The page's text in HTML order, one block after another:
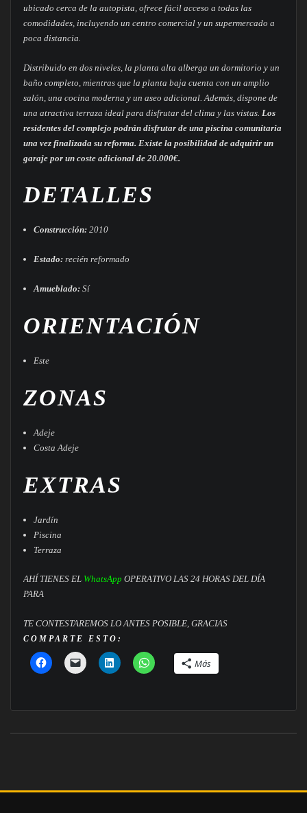
ubicado cerca de la autopista, ofrece fácil acceso a todas las
comodidades, incluyendo un centro comercial y un supermercado a
poca distancia.
Distribuido en dos niveles, la planta alta alberga un dormitorio y un
baño completo, mientras que la planta baja cuenta con un amplio
salón, una cocina moderna y un aseo adicional. Además, dispone de
una atractiva terraza ideal para disfrutar del clima y las vistas. Los
residentes del complejo podrán disfrutar de una piscina comunitaria
una vez finalizada su reforma. Existe la posibilidad de adquirir un
garaje por un coste adicional de 20.000€.
DETALLES
Construcción: 2010
Estado: recién reformado
Amueblado: Sí
ORIENTACIÓN
Este
ZONAS
Adeje
Costa Adeje
EXTRAS
Jardín
Piscina
Terraza
AHÍ TIENES EL WhatsApp OPERATIVO LAS 24 HORAS DEL DÍA
PARA
TE CONTESTAREMOS LO ANTES POSIBLE, GRACIAS
COMPARTE ESTO:
Más